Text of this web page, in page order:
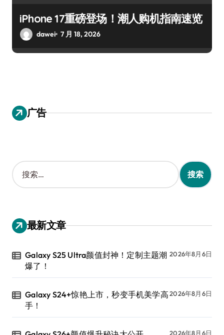
iPhone 17重磅登场！潮人购机指南速览
dawei 7 月 18, 2026
广告
搜
索
：
最新文章
Galaxy S25 Ultra颜值封神！定制主题潮
爆了！
2026年8月6日
Galaxy S24+惊艳上市，秒变手机美学高
手！
2026年8月6日
2026年8月6日